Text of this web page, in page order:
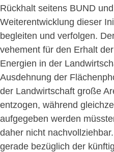
Rückhalt seitens BUND
Weiterentwicklung dieser
begleiten und verfolgen.
vehement für den Erhalt
Energien in der
Ausdehnung der
der Landwirtschaft große
entzogen, während
aufgegeben werden
daher nicht
gerade bezüglich der